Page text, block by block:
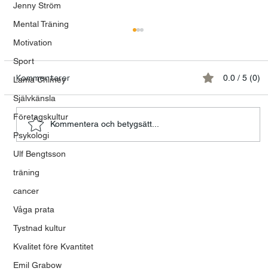
Jenny Ström
Mental Träning
Motivation
Sport
Lama Chimey
Självkänsla
Företagskultur
Psykologi
Ulf Bengtsson
träning
cancer
Våga prata
Tystnad kultur
Kvalitet före Kvantitet
Emil Grabow
Talande kvinnor och tystnadens
Kommentarer 0.0 / 5 (0)
Kommentera och betygsätt...